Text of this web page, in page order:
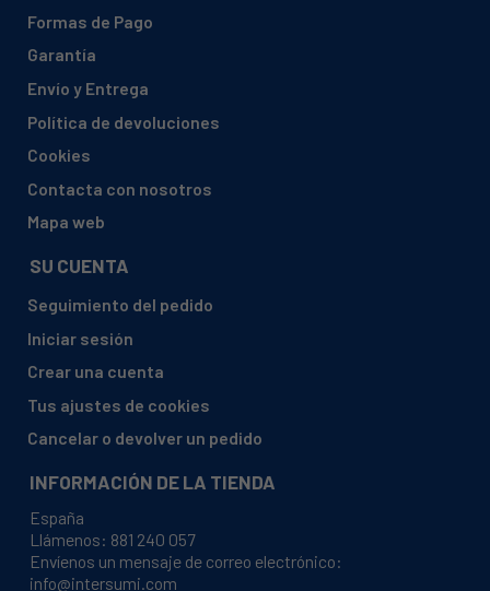
BOSCH, DUL63CC60B/01
JUNKERS, DEB1612NMK(00)
NEFF, D16EB12B0/01
NEFF, D16EB12B0/02
NEFF, D16EB12N0
NEFF, D16EB12N0/01
NEFF, D16EB12N0/02
NEFF, D61LAC1N0B/01
NEFF, D61LAC1N0B/02
PITSOS, 2MBB614/01
PITSOS, 2MBB614/02
Formas de Pago
Garantía
Envío y Entrega
Política de devoluciones
Cookies
Contacta con nosotros
Mapa web
SU CUENTA
Seguimiento del pedido
Iniciar sesión
Crear una cuenta
Tus ajustes de cookies
Cancelar o devolver un pedido
INFORMACIÓN DE LA TIENDA
España
Llámenos: 881 240 057
Envíenos un mensaje de correo electrónico:
info@intersumi.com